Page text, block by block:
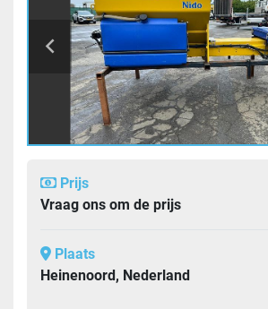
Prijs
Vraag ons om de prijs
Plaats
Heinenoord, Nederland